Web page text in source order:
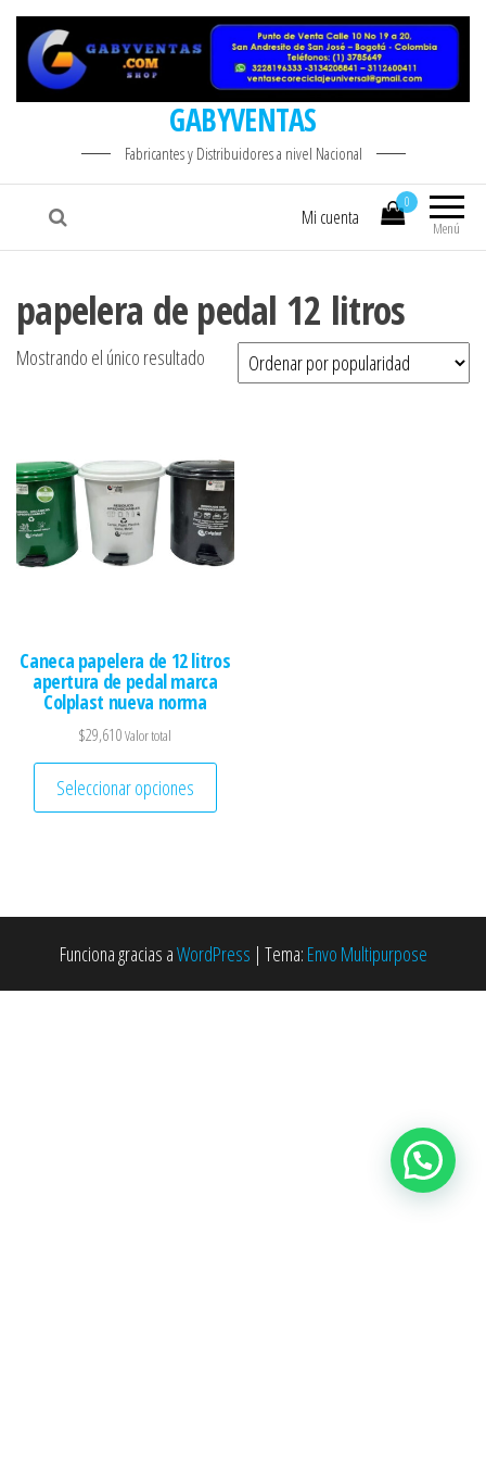
GABYVENTAS
Fabricantes y Distribuidores a nivel Nacional
Menú
0
Mi cuenta
papelera de pedal 12 litros
Mostrando el único resultado
Caneca papelera de 12 litros
apertura de pedal marca
Colplast nueva norma
$29,610Valor total
Seleccionar opciones
Este producto tiene múltiples variantes.
Funciona gracias aWordPress | Tema: Envo Multipurpose